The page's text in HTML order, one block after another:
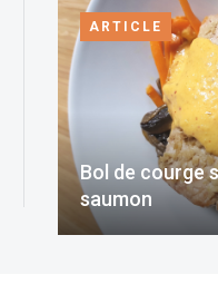
ARTICLE
Bol de courge
saumon